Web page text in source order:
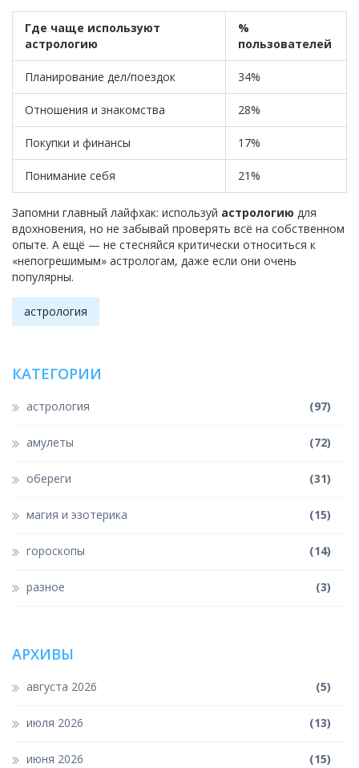
Где чаще используют
астрологию
%
пользователей
Планирование дел/поездок 34%
Отношения и знакомства 28%
Покупки и финансы 17%
Понимание себя 21%
Запомни главный лайфхак: используй астрологию для
вдохновения, но не забывай проверять всё на собственном
опыте. А ещё — не стесняйся критически относиться к
«непогрешимым» астрологам, даже если они очень
популярны.
астрология
КАТЕГОРИИ
астрология (97)
амулеты (72)
обереги (31)
магия и эзотерика (15)
гороскопы (14)
разное (3)
АРХИВЫ
августа 2026 (5)
июля 2026 (13)
июня 2026 (15)